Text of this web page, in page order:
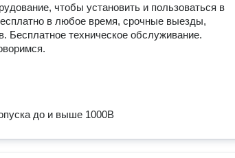
чтобы установить и пользоваться в
в любое время, срочные выезды,
Бесплатное техническое обслуживание.
до и выше 1000В